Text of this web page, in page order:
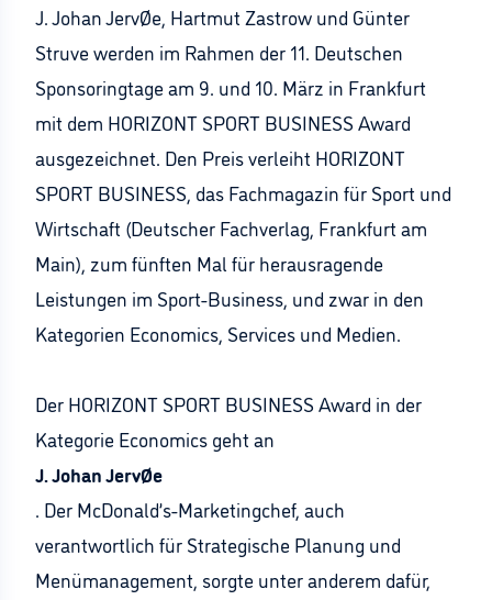
J. Johan JervØe, Hartmut Zastrow und Günter
Struve werden im Rahmen der 11. Deutschen
Sponsoringtage am 9. und 10. März in Frankfurt
mit dem HORIZONT SPORT BUSINESS Award
ausgezeichnet. Den Preis verleiht HORIZONT
SPORT BUSINESS, das Fachmagazin für Sport und
Wirtschaft (Deutscher Fachverlag, Frankfurt am
Main), zum fünften Mal für herausragende
Leistungen im Sport-Business, und zwar in den
Kategorien Economics, Services und Medien.
Der HORIZONT SPORT BUSINESS Award in der
Kategorie Economics geht an
J. Johan JervØe
. Der McDonald’s-Marketingchef, auch
verantwortlich für Strategische Planung und
Menümanagement, sorgte unter anderem dafür,